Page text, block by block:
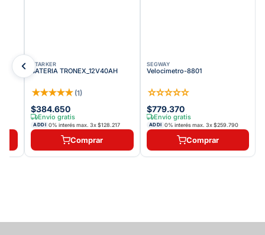
STARKER
BATERIA TRONEX_12V40AH
★★★★★ (1)
$384.650
Envío gratis
ADDI 0% interés max.3x$128.217
Comprar
SEGWAY
Velocimetro-8801
☆☆☆☆☆
$779.370
Envío gratis
ADDI 0% interés max. 3x$259.790
Comprar